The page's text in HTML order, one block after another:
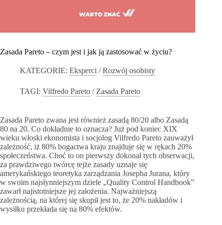
Zasada Pareto – czym jest i jak ją zastosować w życiu?
KATEGORIE: Eksperci /Rozwój osobisty
TAGI: Vilfredo Pareto / Zasada Pareto
Zasada Pareto zwana jest również zasadą 80/20 albo Zasadą
80 na 20. Co dokładnie to oznacza? Już pod koniec XIX
wieku włoski ekonomista i socjolog Vilfredo Pareto zauważył
zależność, iż 80% bogactwa kraju znajduje się w rękach 20%
społeczeństwa. Choć to on pierwszy dokonał tych obserwacji,
za prawdziwego twórcę tejże zasady uznaje się
amerykańskiego teoretyka zarządzania Josepha Jurana, który
w swoim najsłynniejszym dziele „Quality Control Handbook”
zawarł najistotniejsze jej założenia. Najważniejszą
zależnością, na której się skupił jest to, że 20% nakładów i
wysiłku przekłada się na 80% efektów.